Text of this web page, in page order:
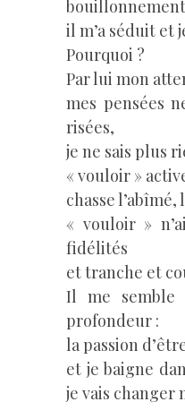
il m’a séduit et
Pourquoi ?
Par lui mon
mes pensées
risées,
je ne sais plus
« vouloir »
chasse l’abîmé,
« vouloir »
fidélités
et tranche et
Il me
profondeur :
la passion
et je baigne
je vais changer